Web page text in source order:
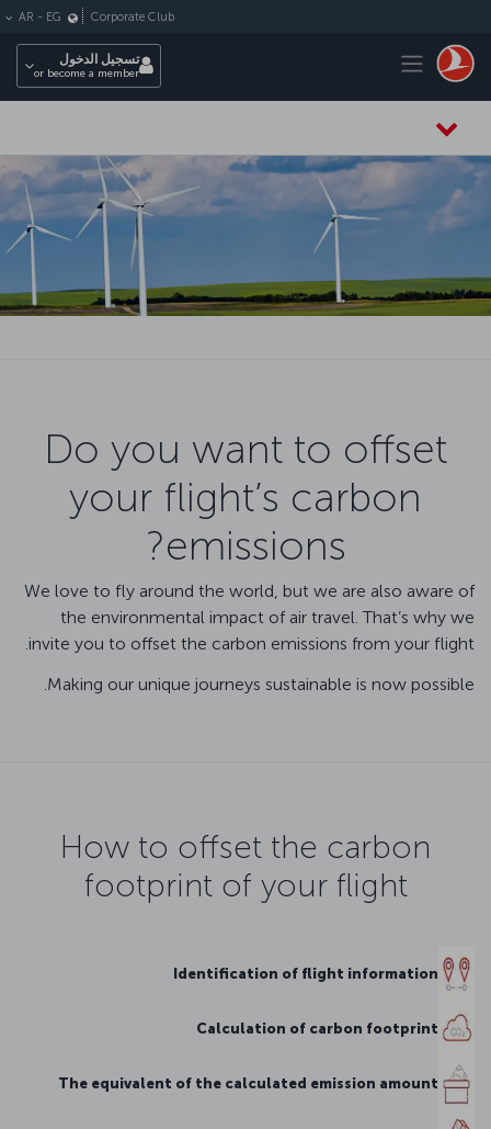
Toggle navigation
Corporate Club
AR - EG
تسجيل الدخول
or become a member
Do you want to offset
your flight’s carbon
emissions?
We love to fly around the world, but we are also aware of
the environmental impact of air travel. That’s why we
invite you to offset the carbon emissions from your flight.
Making our unique journeys sustainable is now possible.
How to offset the carbon
footprint of your flight
Identification of flight information
Calculation of carbon footprint
The equivalent of the calculated emission amount